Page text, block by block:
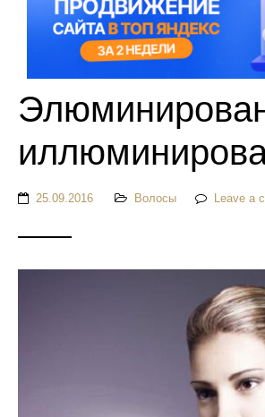
25.09.2016 Волосы Leave a